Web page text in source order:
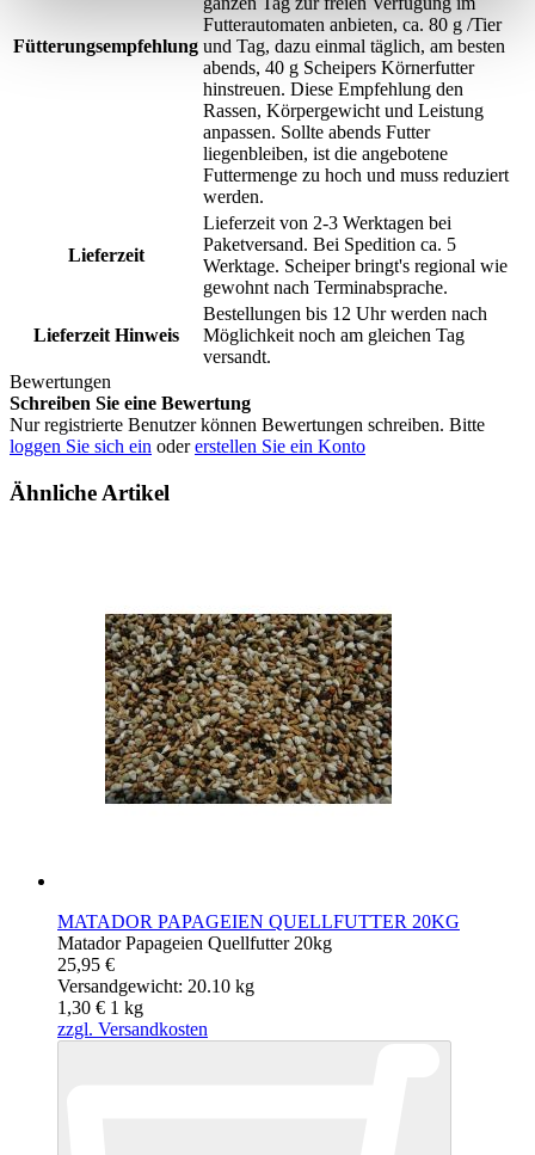
Fütterungsempfehlung
Futterautomaten anbieten, ca. 80 g /Tier
und Tag, dazu einmal täglich, am besten
abends, 40 g Scheipers Körnerfutter
hinstreuen. Diese Empfehlung den
Rassen, Körpergewicht und Leistung
anpassen. Sollte abends Futter
liegenbleiben, ist die angebotene
Futtermenge zu hoch und muss reduziert
werden.
Lieferzeit
Lieferzeit von 2-3 Werktagen bei
Paketversand. Bei Spedition ca. 5
Werktage. Scheiper bringt's regional wie
gewohnt nach Terminabsprache.
Lieferzeit Hinweis
Bestellungen bis 12 Uhr werden nach
Möglichkeit noch am gleichen Tag
versandt.
Bewertungen
Schreiben Sie eine Bewertung
Nur registrierte Benutzer können Bewertungen schreiben. Bitte
loggen Sie sich ein odererstellen Sie ein Konto
Ähnliche Artikel
MATADOR PAPAGEIEN QUELLFUTTER 20KG
Matador Papageien Quellfutter 20kg
25,95 €
Versandgewicht: 20.10 kg
1,30 € 1 kg
zzgl. Versandkosten